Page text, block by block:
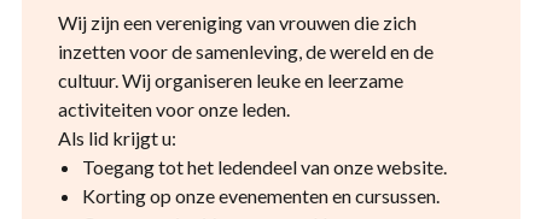
Wij zijn een vereniging van vrouwen die zich
inzetten voor de samenleving, de wereld en de
cultuur. Wij organiseren leuke en leerzame
activiteiten voor onze leden.
Als lid krijgt u:
Toegang tot het ledendeel van onze website.
Korting op onze evenementen en cursussen.